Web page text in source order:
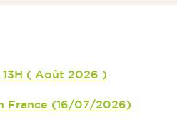
( Août 2026 )
France (16/07/2026)